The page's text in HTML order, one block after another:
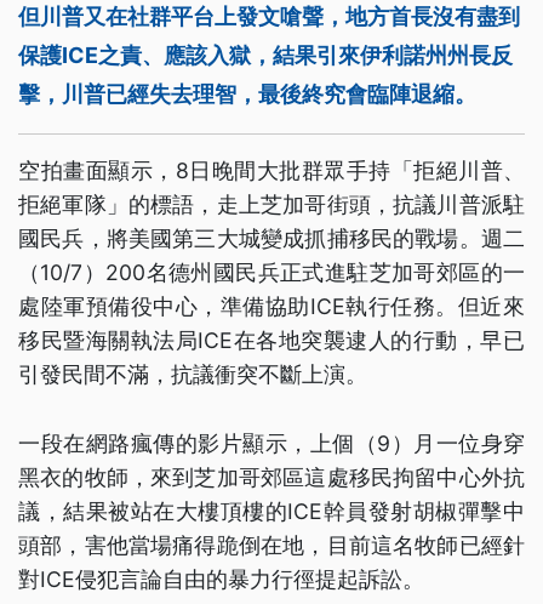
但川普又在社群平台上發文嗆聲，地方首長沒有盡到
保護ICE之責、應該入獄，結果引來伊利諾州州長反
擊，川普已經失去理智，最後終究會臨陣退縮。
空拍畫面顯示，8日晚間大批群眾手持「拒絕川普、
拒絕軍隊」的標語，走上芝加哥街頭，抗議川普派駐
國民兵，將美國第三大城變成抓捕移民的戰場。週二
（10/7）200名德州國民兵正式進駐芝加哥郊區的一
處陸軍預備役中心，準備協助ICE執行任務。但近來
移民暨海關執法局ICE在各地突襲逮人的行動，早已
引發民間不滿，抗議衝突不斷上演。
一段在網路瘋傳的影片顯示，上個（9）月一位身穿
黑衣的牧師，來到芝加哥郊區這處移民拘留中心外抗
議，結果被站在大樓頂樓的ICE幹員發射胡椒彈擊中
頭部，害他當場痛得跪倒在地，目前這名牧師已經針
對ICE侵犯言論自由的暴力行徑提起訴訟。